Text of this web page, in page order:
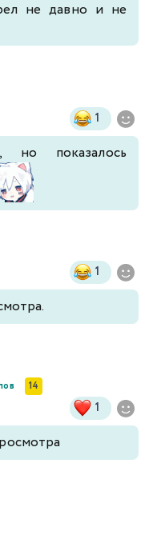
не давно и не
1
но показалось
1
14
1